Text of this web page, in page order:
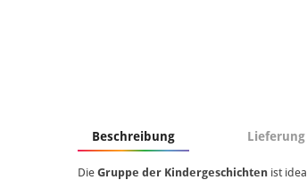
Beschreibung
Die Gruppe der Kindergeschichten ist